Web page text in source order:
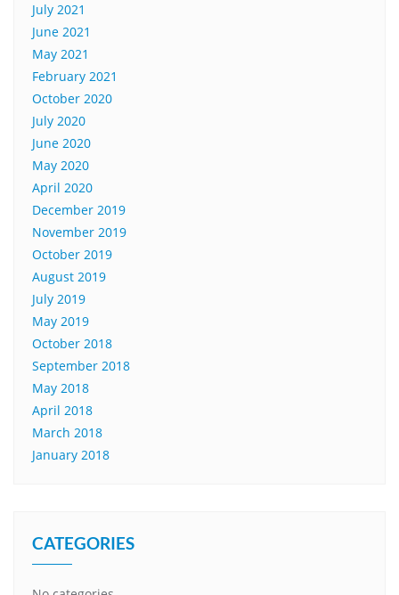
July 2021
June 2021
May 2021
February 2021
October 2020
July 2020
June 2020
May 2020
April 2020
December 2019
November 2019
October 2019
August 2019
July 2019
May 2019
October 2018
September 2018
May 2018
April 2018
March 2018
January 2018
CATEGORIES